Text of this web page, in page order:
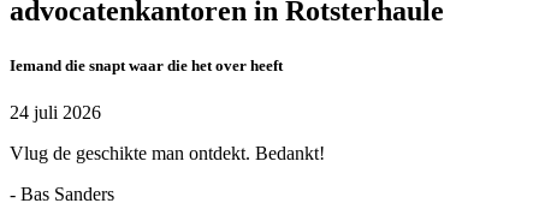
advocatenkantoren in Rotsterhaule
Iemand die snapt waar die het over heeft
24 juli 2026
Vlug de geschikte man ontdekt. Bedankt!
- Bas Sanders